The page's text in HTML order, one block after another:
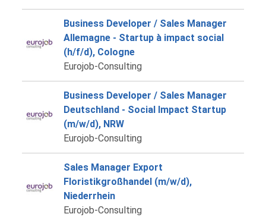
Business Developer / Sales Manager
Allemagne - Startup à impact social
(h/f/d), Cologne
Eurojob-Consulting
Business Developer / Sales Manager
Deutschland - Social Impact Startup
(m/w/d), NRW
Eurojob-Consulting
Sales Manager Export
Floristikgroßhandel (m/w/d),
Niederrhein
Eurojob-Consulting